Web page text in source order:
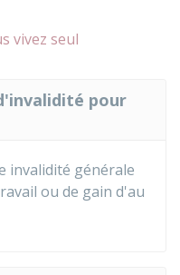
vivez seul
pour
invalidité générale
ou de gain d'au